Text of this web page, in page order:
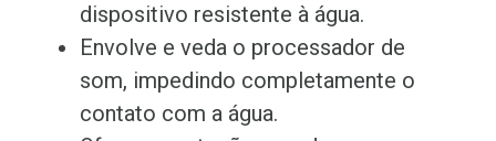
dispositivo resistente à água.
Envolve e veda o processador de
som, impedindo completamente o
contato com a água.